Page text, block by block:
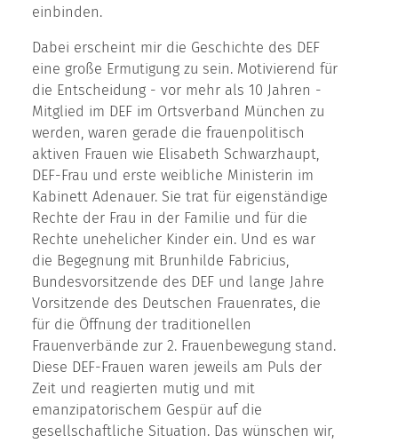
einbinden.
Dabei erscheint mir die Geschichte des DEF
eine große Ermutigung zu sein. Motivierend für
die Entscheidung - vor mehr als 10 Jahren -
Mitglied im DEF im Ortsverband München zu
werden, waren gerade die frauenpolitisch
aktiven Frauen wie Elisabeth Schwarzhaupt,
DEF-Frau und erste weibliche Ministerin im
Kabinett Adenauer. Sie trat für eigenständige
Rechte der Frau in der Familie und für die
Rechte unehelicher Kinder ein. Und es war
die Begegnung mit Brunhilde Fabricius,
Bundesvorsitzende des DEF und lange Jahre
Vorsitzende des Deutschen Frauenrates, die
für die Öffnung der traditionellen
Frauenverbände zur 2. Frauenbewegung stand.
Diese DEF-Frauen waren jeweils am Puls der
Zeit und reagierten mutig und mit
emanzipatorischem Gespür auf die
gesellschaftliche Situation. Das wünschen wir,